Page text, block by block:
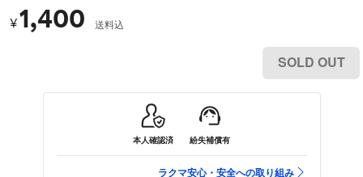
¥1,400 送料込
SOLD OUT
本人確認済 紛失補償有
ラクマ安心・安全への取り組み